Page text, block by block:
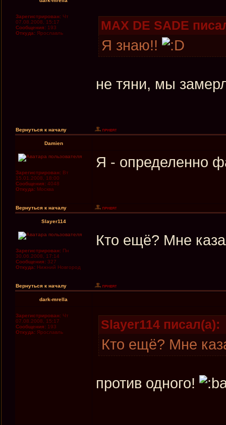
Зарегистрирован: Чт
07.08.2008, 15:17
Сообщения: 193
Откуда: Ярославль
MAX DE SADE
Я знаю!!
не тяни, мы
Вернуться к началу
Damien
Зарегистрирован: Вт
15.01.2008, 18:00
Сообщения: 4048
Откуда: Москва
Я - определенно
Вернуться к началу
Slayer114
Зарегистрирован: Пн
30.06.2008, 17:14
Сообщения: 327
Откуда: Нижний Новгород
Кто ещё? Мне
Вернуться к началу
dark-mrella
Зарегистрирован: Чт
07.08.2008, 15:17
Сообщения: 193
Откуда: Ярославль
Slayer114 писал(а):
Кто ещё? Мне
против одного!